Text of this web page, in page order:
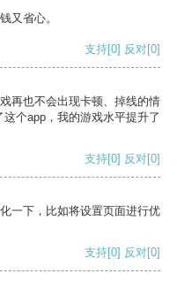
又省心。
支持[0] 反对[0]
再也不会出现卡顿、掉线的情
个app，我的游戏水平提升了
支持[0] 反对[0]
一下，比如将设置页面进行优
支持[0] 反对[0]